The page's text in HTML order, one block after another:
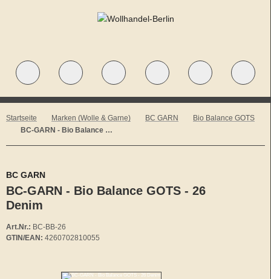
Startseite Marken (Wolle & Garne) BC GARN
Bio Balance GOTS
BC-GARN - Bio Balance GOTS - 26 Denim
BC GARN
BC-GARN - Bio Balance GOTS - 26
Denim
Art.Nr.: BC-BB-26
GTIN/EAN: 4260702810055